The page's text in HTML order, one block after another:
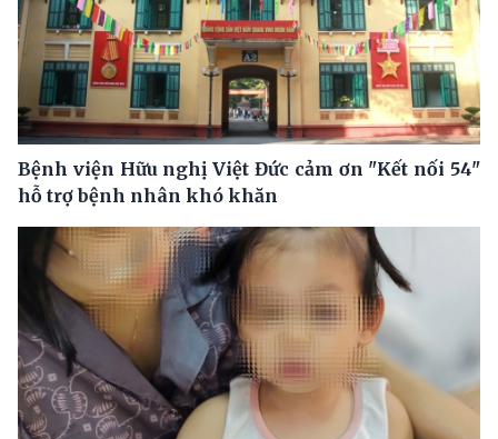
Bệnh viện Hữu nghị Việt Đức cảm ơn "Kết nối 54"
hỗ trợ bệnh nhân khó khăn